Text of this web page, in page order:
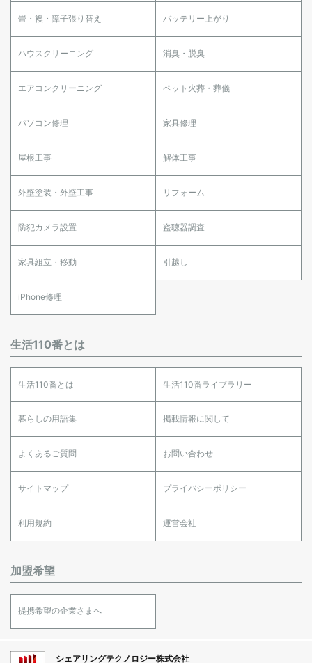
畳・襖・障子張り替え バッテリー上がり
ハウスクリーニング 消臭・脱臭
エアコンクリーニング ペット火葬・葬儀
パソコン修理 家具修理
屋根工事 解体工事
外壁塗装・外壁工事 リフォーム
防犯カメラ設置 盗聴器調査
家具組立・移動 引越し
iPhone修理
生活110番とは
生活110番とは 生活110番ライブラリー
暮らしの用語集 掲載情報に関して
よくあるご質問 お問い合わせ
サイトマップ プライバシーポリシー
利用規約 運営会社
加盟希望
提携希望の企業さまへ
シェアリングテクノロジー株式会社